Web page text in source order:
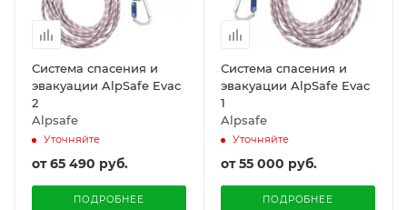
Система спасения и
эвакуации AlpSafe Evac
2
Alpsafe
Уточняйте
от65 490 руб.
ПОДРОБНЕЕ
Система спасения и
эвакуации AlpSafe Evac
1
Alpsafe
Уточняйте
от55 000 руб.
ПОДРОБНЕЕ